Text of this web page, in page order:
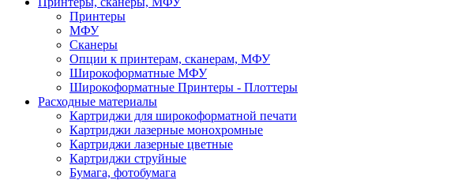
Принтеры
МФУ
Сканеры
Опции к принтерам, сканерам, МФУ
Широкоформатные МФУ
Широкоформатные Принтеры - Плоттеры
Расходные материалы
Картриджи для широкоформатной печати
Картриджи лазерные монохромные
Картриджи лазерные цветные
Картриджи струйные
Бумага, фотобумага